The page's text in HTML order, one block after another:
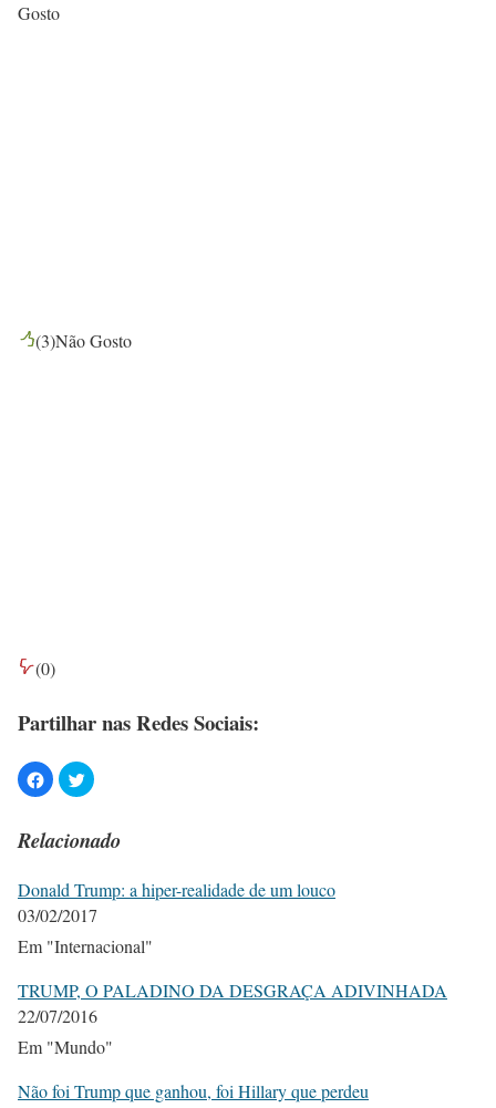
Gosto
(3)Não Gosto
(0)
Partilhar nas Redes Sociais:
Relacionado
Donald Trump: a hiper-realidade de um louco
03/02/2017
Em "Internacional"
TRUMP, O PALADINO DA DESGRAÇA ADIVINHADA
22/07/2016
Em "Mundo"
Não foi Trump que ganhou, foi Hillary que perdeu